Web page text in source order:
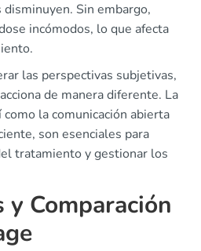
Sin embargo,
incómodos, lo que afecta
las perspectivas subjetivas,
de manera diferente. La
la comunicación abierta
son esenciales para
tratamiento y gestionar los
Comparación